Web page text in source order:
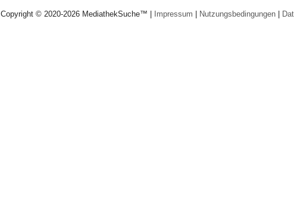
Copyright © 2020-2026 MediathekSuche™ | Impressum | Nutzungsbedingungen|